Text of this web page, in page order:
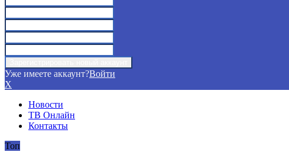
Уже имеете аккаунт?Войти
X
Новости
ТВ Онлайн
Контакты
Топ